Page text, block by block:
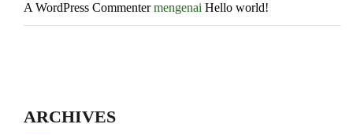
A WordPress Commentermengenai Hello world!
ARCHIVES